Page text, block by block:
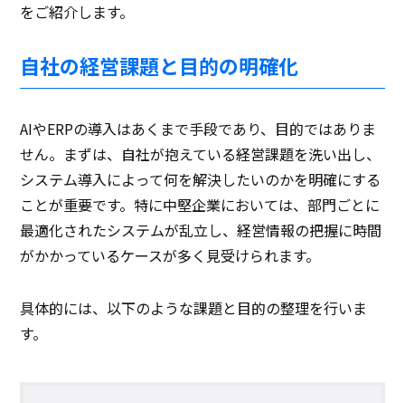
をご紹介します。
自社の経営課題と目的の明確化
AIやERPの導入はあくまで手段であり、目的ではありま
せん。まずは、自社が抱えている経営課題を洗い出し、
システム導入によって何を解決したいのかを明確にする
ことが重要です。特に中堅企業においては、部門ごとに
最適化されたシステムが乱立し、経営情報の把握に時間
がかかっているケースが多く見受けられます。
具体的には、以下のような課題と目的の整理を行いま
す。